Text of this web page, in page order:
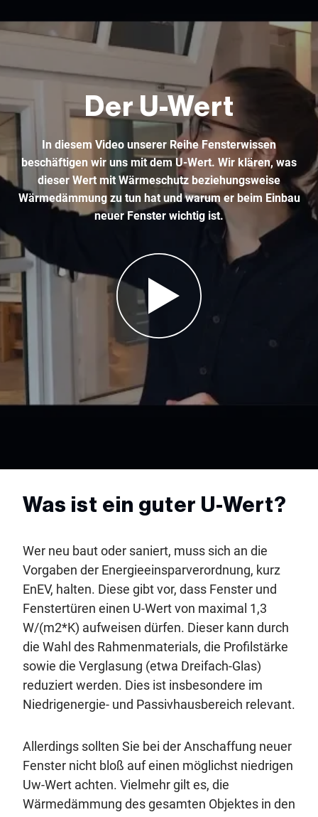
Der U-Wert
In diesem Video unserer Reihe Fensterwissen
beschäftigen wir uns mit dem U-Wert. Wir klären, was
dieser Wert mit Wärmeschutz beziehungsweise
Wärmedämmung zu tun hat und warum er beim Einbau
neuer Fenster wichtig ist.
Was ist ein guter U-Wert?
Wer neu baut oder saniert, muss sich an die
Vorgaben der Energieeinsparverordnung, kurz
EnEV, halten. Diese gibt vor, dass Fenster und
Fenstertüren einen U-Wert von maximal 1,3
W/(m2*K) aufweisen dürfen. Dieser kann durch
die Wahl des Rahmenmaterials, die Profilstärke
sowie die Verglasung (etwa Dreifach-Glas)
reduziert werden. Dies ist insbesondere im
Niedrigenergie- und Passivhausbereich relevant.
Allerdings sollten Sie bei der Anschaffung neuer
Fenster nicht bloß auf einen möglichst niedrigen
Uw-Wert achten. Vielmehr gilt es, die
Wärmedämmung des gesamten Objektes in den